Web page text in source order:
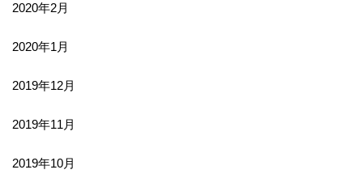
2020年2月
2020年1月
2019年12月
2019年11月
2019年10月